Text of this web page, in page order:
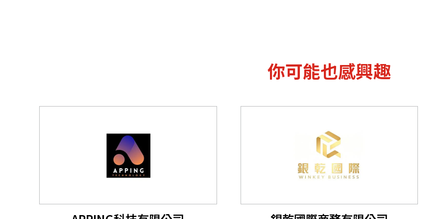
你可能也感興趣